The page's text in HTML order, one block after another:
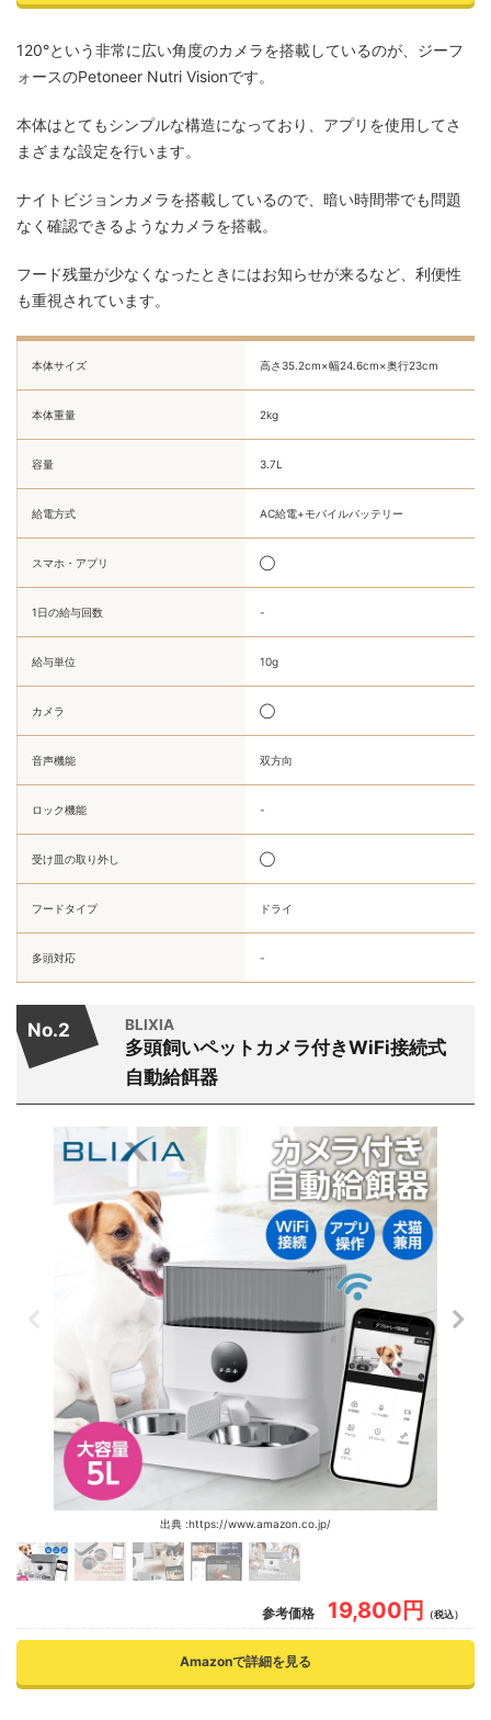
120°という非常に広い角度のカメラを搭載しているのが、ジーフ
ォースのPetoneer Nutri Visionです。
本体はとてもシンプルな構造になっており、アプリを使用してさ
まざまな設定を行います。
ナイトビジョンカメラを搭載しているので、暗い時間帯でも問題
なく確認できるようなカメラを搭載。
フード残量が少なくなったときにはお知らせが来るなど、利便性
も重視されています。
本体サイズ 高さ35.2cm×幅24.6cm×奥行23cm
本体重量 2kg
容量 3.7L
給電方式 AC給電+モバイルバッテリー
スマホ・アプリ ◯
1日の給与回数 -
給与単位 10g
カメラ ◯
音声機能 双方向
ロック機能 -
受け皿の取り外し ◯
フードタイプ ドライ
多頭対応 -
No.2 BLIXIA
多頭飼いペットカメラ付きWiFi接続式
自動給餌器
出典 :https://www.amazon.co.jp/
参考価格 19,800円 （税込）
Amazonで詳細を見る